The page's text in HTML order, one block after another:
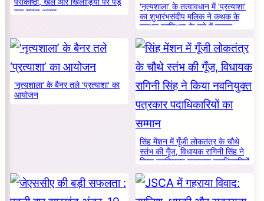
पराकाष्ठा, खेल और खिलाड़ियों पर पड़
रहा गहरा असर
‘नृत्यशाला’ के तत्वावधान में ‘प्रत्याशा’
का शुभारंभसंदीप मलिक ने कथक के
मूलभूत प्रशिक्षण के बारे में बताया
‘नृत्यशाला’ के बैनर तले ‘प्रत्याशा’ का
आयोजन
सिंह मेंशन में गूँजी लोकतंत्र के चौथे
स्तंभ की गूँज, विधायक रागिनी सिंह ने
किया नवनियुक्त पत्रकार पदाधिकारियों
का सम्मान